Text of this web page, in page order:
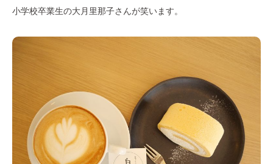
小学校卒業生の大月里那子さんが笑います。